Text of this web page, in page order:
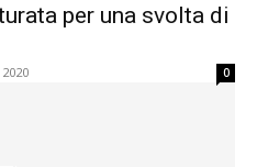
per una svolta di
0